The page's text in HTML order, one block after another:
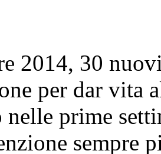
2014, 30
per dar vita
nelle prime
sempre